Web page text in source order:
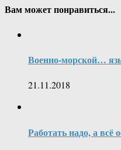
Вам может понравиться...
Военно-морской…
21.11.2018
Работать надо, а всё